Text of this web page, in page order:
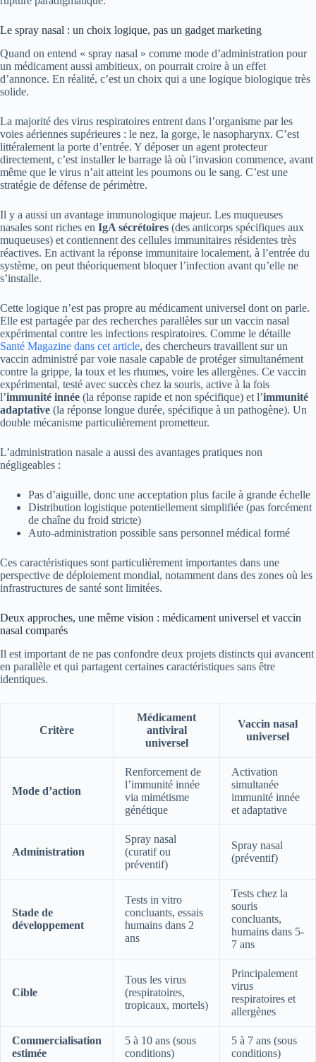
Le spray nasal : un choix logique, pas un gadget marketing
Quand on entend « spray nasal » comme mode d’administration pour
un médicament aussi ambitieux, on pourrait croire à un effet
d’annonce. En réalité, c’est un choix qui a une logique biologique très
solide.
La majorité des virus respiratoires entrent dans l’organisme par les
voies aériennes supérieures : le nez, la gorge, le nasopharynx. C’est
littéralement la porte d’entrée. Y déposer un agent protecteur
directement, c’est installer le barrage là où l’invasion commence, avant
même que le virus n’ait atteint les poumons ou le sang. C’est une
stratégie de défense de périmètre.
Il y a aussi un avantage immunologique majeur. Les muqueuses
nasales sont riches en IgA sécrétoires (des anticorps spécifiques aux
muqueuses) et contiennent des cellules immunitaires résidentes très
réactives. En activant la réponse immunitaire localement, à l’entrée du
système, on peut théoriquement bloquer l’infection avant qu’elle ne
s’installe.
Cette logique n’est pas propre au médicament universel dont on parle.
Elle est partagée par des recherches parallèles sur un vaccin nasal
expérimental contre les infections respiratoires. Comme le détaille
Santé Magazine dans cet article, des chercheurs travaillent sur un
vaccin administré par voie nasale capable de protéger simultanément
contre la grippe, la toux et les rhumes, voire les allergènes. Ce vaccin
expérimental, testé avec succès chez la souris, active à la fois
l’immunité innée (la réponse rapide et non spécifique) et l’immunité
adaptative (la réponse longue durée, spécifique à un pathogène). Un
double mécanisme particulièrement prometteur.
L’administration nasale a aussi des avantages pratiques non
négligeables :
Pas d’aiguille, donc une acceptation plus facile à grande échelle
Distribution logistique potentiellement simplifiée (pas forcément
de chaîne du froid stricte)
Auto-administration possible sans personnel médical formé
Ces caractéristiques sont particulièrement importantes dans une
perspective de déploiement mondial, notamment dans des zones où les
infrastructures de santé sont limitées.
Deux approches, une même vision : médicament universel et vaccin
nasal comparés
Il est important de ne pas confondre deux projets distincts qui avancent
en parallèle et qui partagent certaines caractéristiques sans être
identiques.
Critère
Médicament
antiviral
universel
Vaccin nasal
universel
Mode d’action
Renforcement de
l’immunité innée
via mimétisme
génétique
Activation
simultanée
immunité innée
et adaptative
Administration
Spray nasal
(curatif ou
préventif)
Spray nasal
(préventif)
Stade de
développement
Tests in vitro
concluants, essais
humains dans 2
ans
Tests chez la
souris
concluants,
humains dans 5-
7 ans
Cible
Tous les virus
(respiratoires,
tropicaux, mortels)
Principalement
virus
respiratoires et
allergènes
Commercialisation
estimée
5 à 10 ans (sous
conditions)
5 à 7 ans (sous
conditions)